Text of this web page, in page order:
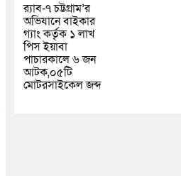
র‌্যাব-৭ চট্টগ্রাম’র
অভিযানে বাইকার
গ্যাং কর্তৃক ১ লাখ
পিস ইয়াবা
পাচারকালে ৬ জন
আটক,০৫টি
মোটরসাইকেল জব্দ